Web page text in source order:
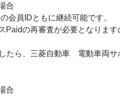
合
会員IDともに継続可能です。
Paidの再審査が必要となりま
たら、三菱自動車 電動車両サ
合